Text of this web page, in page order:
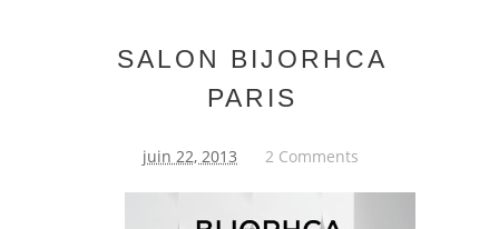
SALON BIJORHCA
PARIS
juin 22, 2013 2 Comments